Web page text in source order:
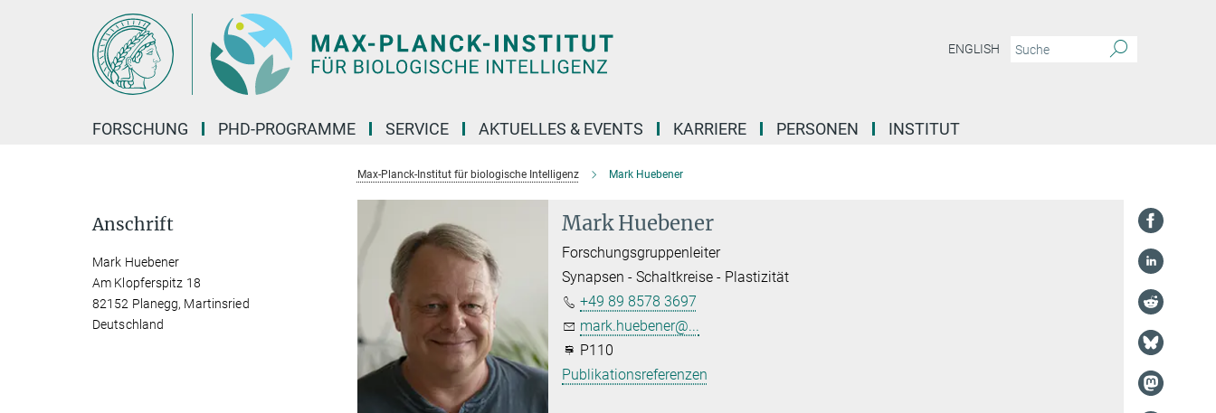
ENGLISH
FORSCHUNG PHD-PROGRAMME SERVICE AKTUELLES & EVENTS KARRIERE PERSONEN INSTITUT
Max-Planck-Institut für biologische Intelligenz Mark Huebener
Mark Huebener
Forschungsgruppenleiter
Synapsen - Schaltkreise - Plastizität
+49 89 8578 3697
mark.huebener@...
P110
Publikationsreferenzen
Anschrift
Mark Huebener
Am Klopferspitz 18
82152 Planegg, Martinsried
Deutschland